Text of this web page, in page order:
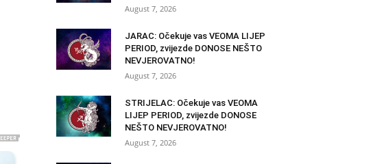
August 7, 2026
JARAC: Očekuje vas VEOMA LIJEP
PERIOD, zvijezde DONOSE NEŠTO
NEVJEROVATNO!
August 7, 2026
STRIJELAC: Očekuje vas VEOMA
LIJEP PERIOD, zvijezde DONOSE
NEŠTO NEVJEROVATNO!
August 7, 2026